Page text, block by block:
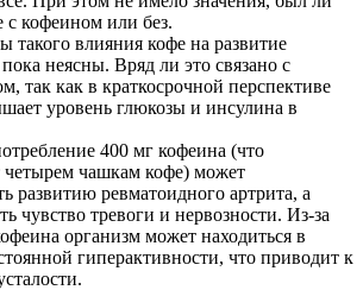
с кофеином или без.
такого влияния кофе на развитие
пока неясны. Вряд ли это связано с
так как в краткосрочной перспективе
уровень глюкозы и инсулина в
400 мг кофеина (что
четырем чашкам кофе) может
развитию ревматоидного артрита, а
чувство тревоги и нервозности. Из-за
организм может находиться в
гиперактивности, что приводит к